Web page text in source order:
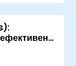
използвайки
езикови